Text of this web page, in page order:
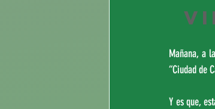
Mañana, a
“Ciudad de
Y es que,